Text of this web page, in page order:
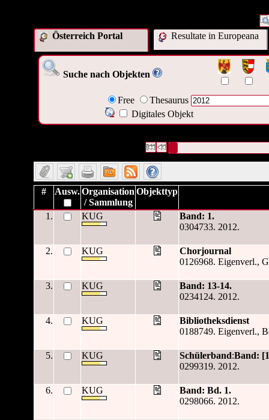
Österreich Portal Resultate in Europeana
Suche nach Objekten
Free
Thesaurus
Digitales Objekt
# Ausw.Organisation
/ Sammlung
Objekttyp
1. KUG
Band: 1.
0304733. 2012.
2. KUG
Chorjournal
0126968. Eigenverl.,
3. KUG
Band: 13-14.
0234124. 2012.
4. KUG
Bibliotheksdienst
0188749. Eigenverl.,
5. KUG Schülerband:Band:
0299319. 2012.
6. KUG
Band: Bd. 1.
0298066. 2012.